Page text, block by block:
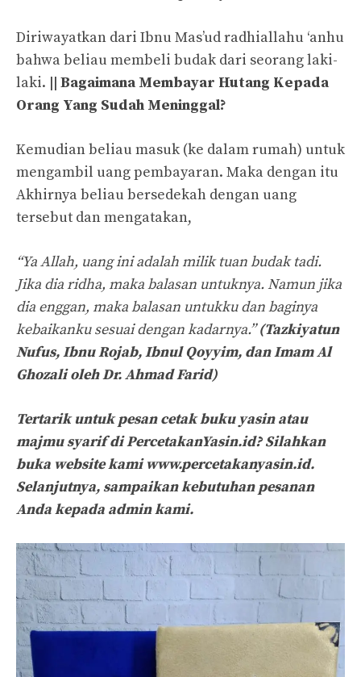
Diriwayatkan dari Ibnu Mas’ud radhiallahu ‘anhu
bahwa beliau membeli budak dari seorang laki-
laki. || Bagaimana Membayar Hutang Kepada
Orang Yang Sudah Meninggal?
Kemudian beliau masuk (ke dalam rumah) untuk
mengambil uang pembayaran. Maka dengan itu
Akhirnya beliau bersedekah dengan uang
tersebut dan mengatakan,
“Ya Allah, uang ini adalah milik tuan budak tadi.
Jika dia ridha, maka balasan untuknya. Namun jika
dia enggan, maka balasan untukku dan baginya
kebaikanku sesuai dengan kadarnya.” (Tazkiyatun
Nufus, Ibnu Rojab, Ibnul Qoyyim, dan Imam Al
Ghozali oleh Dr. Ahmad Farid)
Tertarik untuk pesan cetak buku yasin atau
majmu syarif di PercetakanYasin.id? Silahkan
buka website kami www.percetakanyasin.id.
Selanjutnya, sampaikan kebutuhan pesanan
Anda kepada admin kami.